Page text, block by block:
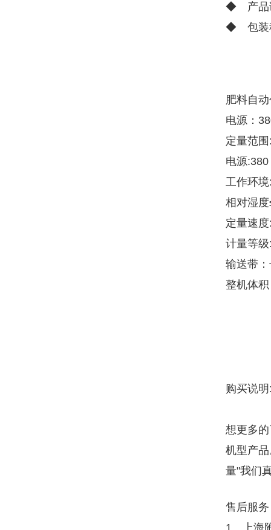
◆ 产品
◆ 包装
肥料自
电源：
定量范
电源
工作环
相对湿
定量速
计量等
输送带
整机体
购买说明
想更多
机型产
量"我们
售后服
1、上海